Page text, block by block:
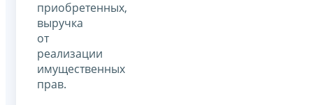
приобретенных,
выручка
от
реализации
имущественных
прав.